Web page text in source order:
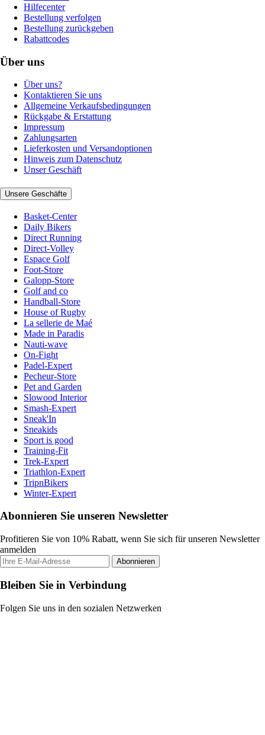
Hilfecenter
Bestellung verfolgen
Bestellung zurückgeben
Rabattcodes
Über uns
Über uns?
Kontaktieren Sie uns
Allgemeine Verkaufsbedingungen
Rückgabe & Erstattung
Impressum
Zahlungsarten
Lieferkosten und Versandoptionen
Hinweis zum Datenschutz
Unser Geschäft
Unsere Geschäfte
Basket-Center
Daily Bikers
Direct Running
Direct-Volley
Espace Golf
Foot-Store
Galopp-Store
Golf and co
Handball-Store
House of Rugby
La sellerie de Maé
Made in Paradis
Nauti-wave
On-Fight
Padel-Expert
Pecheur-Store
Pet and Garden
Slowood Interior
Smash-Expert
Sneak'In
Sneakids
Sport is good
Training-Fit
Trek-Expert
Triathlon-Expert
TripnBikers
Winter-Expert
Abonnieren Sie unseren Newsletter
Profitieren Sie von 10% Rabatt, wenn Sie sich für unseren Newsletter
anmelden
Abonnieren
Bleiben Sie in Verbindung
Folgen Sie uns in den sozialen Netzwerken